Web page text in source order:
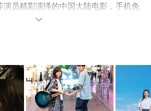
演员精彩演绎的中国大陆电影，手机免
整版电影大全就上天堂电影网，更多
